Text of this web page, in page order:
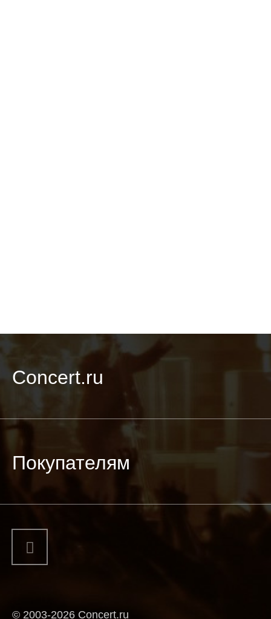
Concert.ru
Покупателям
© 2003-2026 Concert.ru